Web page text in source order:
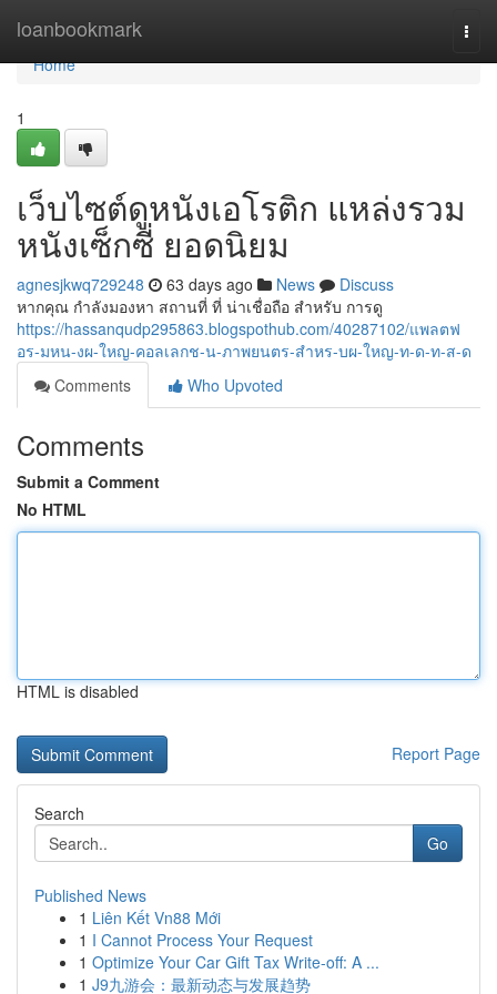
loanbookmark
Home
Home
1
เว็บไซต์ดูหนังเอโรติก แหล่งรวม
หนังเซ็กซี่ ยอดนิยม
agnesjkwq729248 63 days ago News
Discuss
หากคุณ กำลังมองหา สถานที่ ที่ น่าเชื่อถือ สำหรับ การดู
https://hassanqudp295863.blogspothub.com/40287102/แพลตฟ
อร-มหน-งผ-ใหญ-คอลเลกช-น-ภาพยนตร-สำหร-บผ-ใหญ-ท-ด-ท-ส-ด
Comments
Who Upvoted
Comments
Submit a Comment
No HTML
HTML is disabled
Report Page
Search
Go
Published News
1 Liên Kết Vn88 Mới
1 I Cannot Process Your Request
1 Optimize Your Car Gift Tax Write-off: A ...
1 J9九游会：最新动态与发展趋势